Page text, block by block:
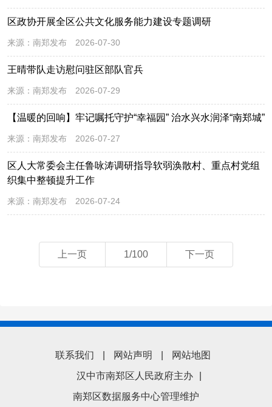
区政协开展全区公共文化服务能力建设专题调研
来源： 南郑发布 2026-07-30
王晴带队走访慰问驻区部队官兵
来源： 南郑发布 2026-07-29
【温暖的回响】牢记嘱托守护“幸福园” 治水兴水润泽“南郑城”
来源： 南郑发布 2026-07-27
区人大常委会主任鲁咏涛调研指导软弱涣散村、重点村党组
织集中整顿提升工作
来源： 南郑发布 2026-07-24
上一页 1/100 下一页
联系我们 网站声明
网站地图
汉中市南郑区人民政府主办
南郑区数据服务中心管理维护